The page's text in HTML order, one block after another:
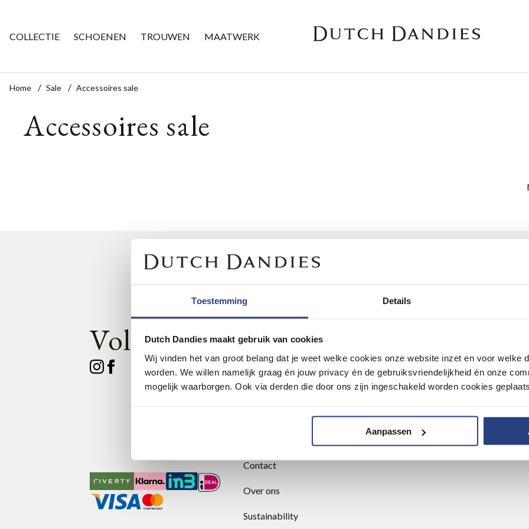
Toestemming Details
Dutch Dandies maakt gebruik van cookies
Wij vinden het van groot belang dat je weet welke cookies onze website inzet en voor welke
worden. We willen namelijk graag én jouw privacy én de gebruiksvriendelijkheid én onze
mogelijk waarborgen. Ook via derden die door ons zijn ingeschakeld worden cookies
Aanpassen
COLLECTIE SCHOENEN TROUWEN MAATWERK
Home Sale Accessoires sale
Accessoires sale
Volg ons
Wees als eerste op de hoogte
aanbiedingen.
Klantenservice
Veelgestelde vragen
Winkels
Contact
Over ons
Sustainability